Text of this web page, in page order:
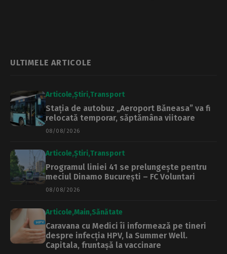
ULTIMELE ARTICOLE
Articole Știri Transport
Stația de autobuz „Aeroport Băneasa” va fi
relocată temporar, săptămâna viitoare
08/08/2026
Articole Știri Transport
Programul liniei 41 se prelungește pentru
meciul Dinamo București – FC Voluntari
08/08/2026
Articole Main Sănătate
Caravana cu Medici îi informează pe tineri
despre infecția HPV, la Summer Well.
Capitala, fruntașă la vaccinare